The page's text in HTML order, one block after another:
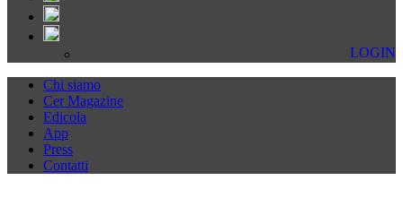
LOGIN
Chi siamo
Cer Magazine
Edicola
App
Press
Contatti